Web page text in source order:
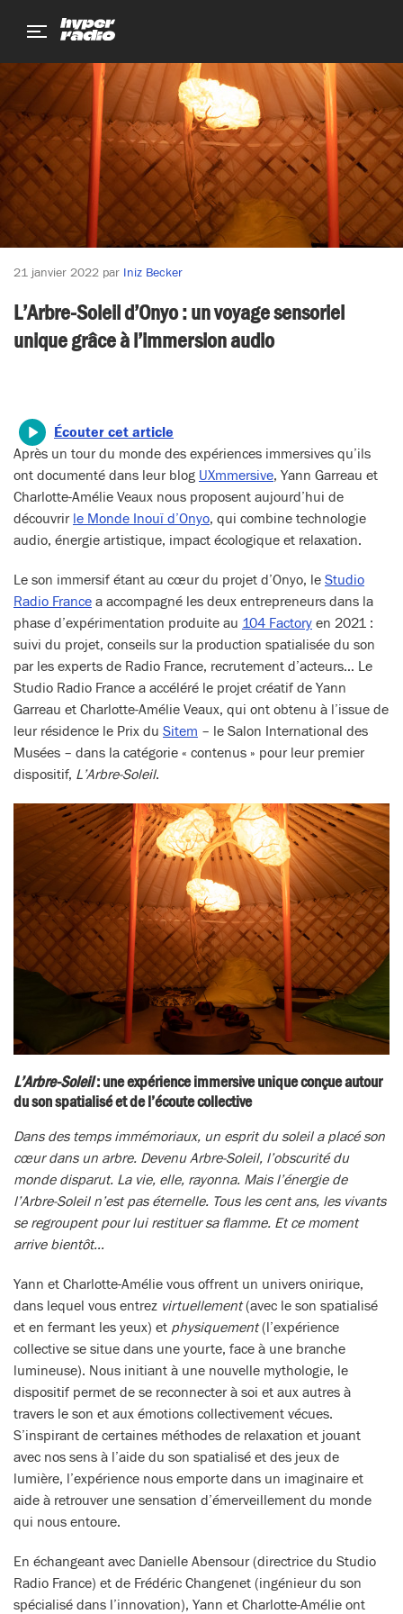
page
21 janvier 2022 par Iniz Becker
L’Arbre-Soleil d’Onyo : un voyage sensoriel
unique grâce à l’immersion audio
Écouter cet article
Après un tour du monde des expériences immersives qu’ils
ont documenté dans leur blog UXmmersive, Yann Garreau et
Charlotte-Amélie Veaux nous proposent aujourd’hui de
découvrir le Monde Inouï d’Onyo, qui combine technologie
audio, énergie artistique, impact écologique et relaxation.
Le son immersif étant au cœur du projet d’Onyo, le Studio
Radio France a accompagné les deux entrepreneurs dans la
phase d’expérimentation produite au 104 Factory en 2021 :
suivi du projet, conseils sur la production spatialisée du son
par les experts de Radio France, recrutement d’acteurs… Le
Studio Radio France a accéléré le projet créatif de Yann
Garreau et Charlotte-Amélie Veaux, qui ont obtenu à l’issue de
leur résidence le Prix du Sitem – le Salon International des
Musées – dans la catégorie « contenus » pour leur premier
dispositif, L’Arbre-Soleil.
L’Arbre-Soleil: une expérience immersive unique conçue autour
du son spatialisé et de l’écoute collective
Dans des temps immémoriaux, un esprit du soleil a placé son
cœur dans un arbre. Devenu Arbre-Soleil, l’obscurité du
monde disparut. La vie, elle, rayonna. Mais l’énergie de
l’Arbre-Soleil n’est pas éternelle. Tous les cent ans, les vivants
se regroupent pour lui restituer sa flamme. Et ce moment
arrive bientôt…
Yann et Charlotte-Amélie vous offrent un univers onirique,
dans lequel vous entrez virtuellement(avec le son spatialisé
et en fermant les yeux) et physiquement(l’expérience
collective se situe dans une yourte, face à une branche
lumineuse). Nous initiant à une nouvelle mythologie, le
dispositif permet de se reconnecter à soi et aux autres à
travers le son et aux émotions collectivement vécues.
S’inspirant de certaines méthodes de relaxation et jouant
avec nos sens à l’aide du son spatialisé et des jeux de
lumière, l’expérience nous emporte dans un imaginaire et
aide à retrouver une sensation d’émerveillement du monde
qui nous entoure.
En échangeant avec Danielle Abensour (directrice du Studio
Radio France) et de Frédéric Changenet (ingénieur du son
spécialisé dans l’innovation), Yann et Charlotte-Amélie ont